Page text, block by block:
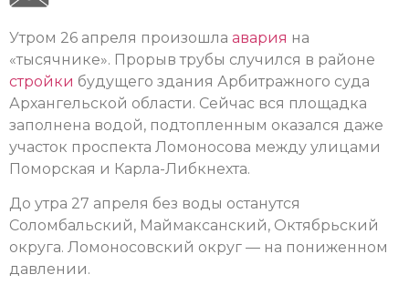
Утром 26 апреля произошла авария на
«тысячнике». Прорыв трубы случился в районе
стройки будущего здания Арбитражного суда
Архангельской области. Сейчас вся площадка
заполнена водой, подтопленным оказался даже
участок проспекта Ломоносова между улицами
Поморская и Карла-Либкнехта.
До утра 27 апреля без воды останутся
Соломбальский, Маймаксанский, Октябрьский
округа. Ломоносовский округ — на пониженном
давлении.